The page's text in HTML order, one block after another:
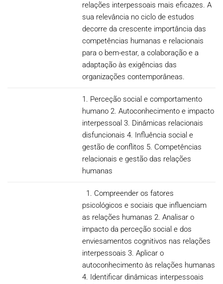
relações interpessoais mais eficazes. A
sua relevância no ciclo de estudos
decorre da crescente importância das
competências humanas e relacionais
para o bem-estar, a colaboração e a
adaptação às exigências das
organizações contemporâneas.
1. Perceção social e comportamento
humano 2. Autoconhecimento e impacto
interpessoal 3. Dinâmicas relacionais
disfuncionais 4. Influência social e
gestão de conflitos 5. Competências
relacionais e gestão das relações
humanas
1. Compreender os fatores
psicológicos e sociais que influenciam
as relações humanas 2. Analisar o
impacto da perceção social e dos
enviesamentos cognitivos nas relações
interpessoais 3. Aplicar o
autoconhecimento às relações humanas
4. Identificar dinâmicas interpessoais